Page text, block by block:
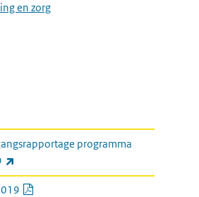
en zorg
programma